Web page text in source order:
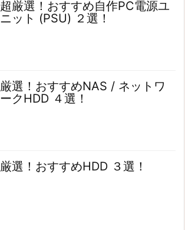
超厳選！おすすめ自作PC電源ユ
ニット (PSU) ２選！
厳選！おすすめNAS / ネットワ
ークHDD ４選！
厳選！おすすめHDD ３選！